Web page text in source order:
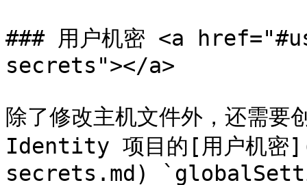
### 用户机密 <a
secrets"></a>
除了修改主机文件外，还需
Identity 项目的[用户机
secrets.md)